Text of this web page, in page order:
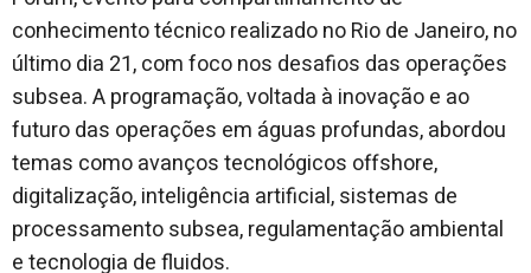
conhecimento técnico realizado no Rio de Janeiro, no
último dia 21, com foco nos desafios das operações
subsea. A programação, voltada à inovação e ao
futuro das operações em águas profundas, abordou
temas como avanços tecnológicos offshore,
digitalização, inteligência artificial, sistemas de
processamento subsea, regulamentação ambiental
e tecnologia de fluidos.